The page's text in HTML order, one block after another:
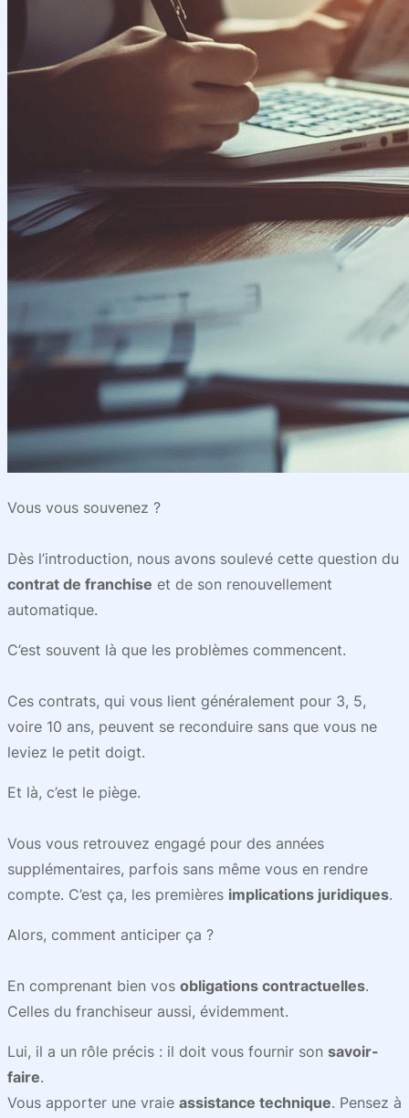
Vous vous souvenez ?
Dès l’introduction, nous avons soulevé cette question du
contrat de franchise et de son renouvellement
automatique.
C’est souvent là que les problèmes commencent.
Ces contrats, qui vous lient généralement pour 3, 5,
voire 10 ans, peuvent se reconduire sans que vous ne
leviez le petit doigt.
Et là, c’est le piège.
Vous vous retrouvez engagé pour des années
supplémentaires, parfois sans même vous en rendre
compte. C’est ça, les premières implications juridiques.
Alors, comment anticiper ça ?
En comprenant bien vos obligations contractuelles.
Celles du franchiseur aussi, évidemment.
Lui, il a un rôle précis : il doit vous fournir son savoir-
faire.
Vous apporter une vraie assistance technique. Pensez à